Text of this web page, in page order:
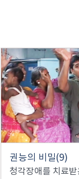
권능의 비밀(9)
청각장애를 치료